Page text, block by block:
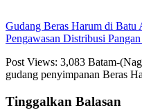
Gudang Beras Harum di
Pengawasan Distribusi
Post Views: 3,083 Batam-
gudang penyimpanan Beras
Tinggalkan Balasan